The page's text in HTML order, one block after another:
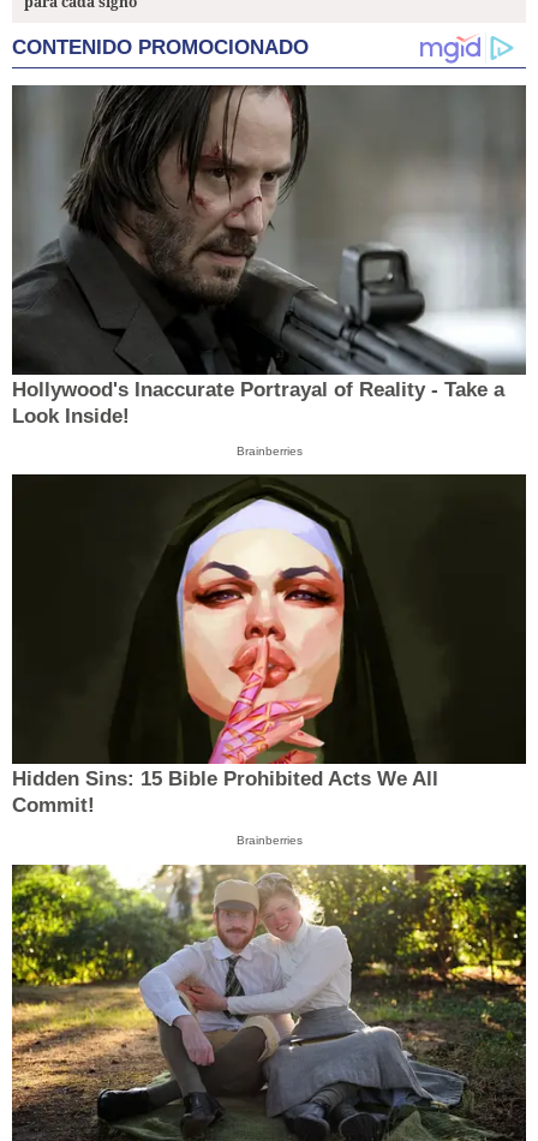
CONTENIDO PROMOCIONADO
Hollywood's Inaccurate Portrayal of Reality - Take a
Look Inside!
Brainberries
Hidden Sins: 15 Bible Prohibited Acts We All
Commit!
Brainberries